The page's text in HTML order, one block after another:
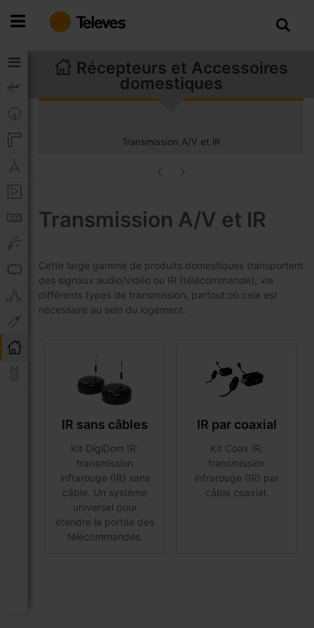
au
Récepteurs et Accessoires
domestiques
Transmission A/V et IR
Transmission A/V et IR
Cette large gamme de produits domestiques transportent
des signaux audio/vidéo ou IR (télécommande), via
différents types de transmission, partout où cela est
nécessaire au sein du logement.
IR sans câbles
Kit DigiDom IR:
transmission
infrarouge (IR) sans
câble. Un système
universel pour
étendre la portée des
télécommandes.
IR par coaxial
Kit Coax IR:
transmission
infrarouge (IR) par
câble coaxial.